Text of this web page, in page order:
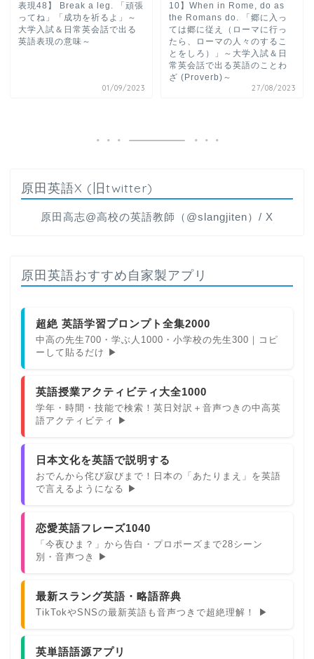
表現48】 Break a leg. 「頑張
ってね」「成功を祈るよ」～
大学入試＆日常英会話で出る
英語表現の意味～
01/09/2023
10】When in Rome, do as
the Romans do. 「郷に入っ
ては郷に従え（ローマに行っ
たら、ローマの人々のするこ
とをしろ）」～大学入試＆日
常英会話で出る英語のことわ
ざ (Proverb)～
27/08/2023
原田英語X (旧twitter)
原田高志@高校の英語教師（@slangjiten）/ X
原田英語おすすめ自家製アプリ
超絶 英語学習プロンプト全集2000
中高の先生700・学ぶ人1000・小学校の先生300｜コピ
ーして貼るだけ ▶
英語授業アクティビティ大全1000
学年・時間・技能で検索！英日対訳＋音声つきの中高英
語アクティビティ ▶
日本文化を英語で説明する
おでんから侘び寂びまで！日本の「あたりまえ」を英語
で言えるようになる ▶
恋愛英語フレーズ1040
「今夜ひま？」から告白・プロポーズまで28シーン
別・音声つき ▶
最新スラング英語・略語辞典
TikTokやSNSの最新英語も音声つきで超絶理解！ ▶
英単語語源アプリ